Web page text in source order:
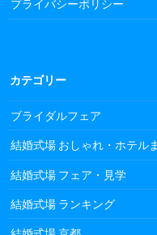
プライバシーポリシー
カテゴリー
ブライダルフェア
結婚式場 おしゃれ・ホテル
結婚式場 フェア・見学
結婚式場 ランキング